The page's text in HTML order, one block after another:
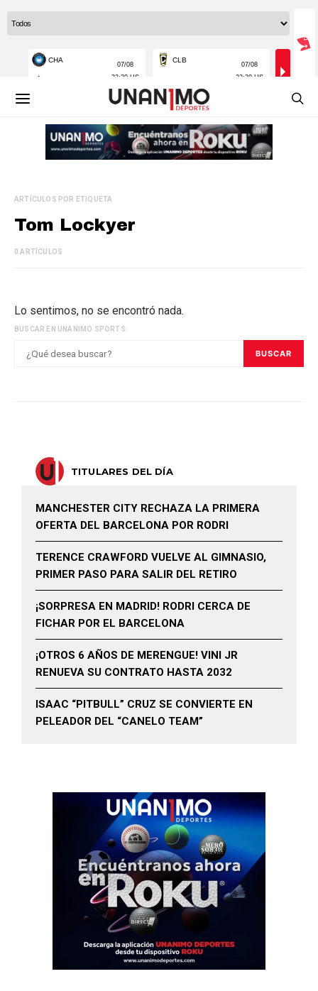
ARTÍCULOS POR ETIQUETA
Tom Lockyer
0 ARTÍCULOS
Lo sentimos, no se encontró nada.
BUSCAR EN UNANIMO SPORTS:
BUSCAR
TITULARES DEL DÍA
MANCHESTER CITY RECHAZA LA PRIMERA
OFERTA DEL BARCELONA POR RODRI
TERENCE CRAWFORD VUELVE AL GIMNASIO,
PRIMER PASO PARA SALIR DEL RETIRO
¡SORPRESA EN MADRID! RODRI CERCA DE
FICHAR POR EL BARCELONA
¡OTROS 6 AÑOS DE MERENGUE! VINI JR
RENUEVA SU CONTRATO HASTA 2032
ISAAC “PITBULL” CRUZ SE CONVIERTE EN
PELEADOR DEL “CANELO TEAM”